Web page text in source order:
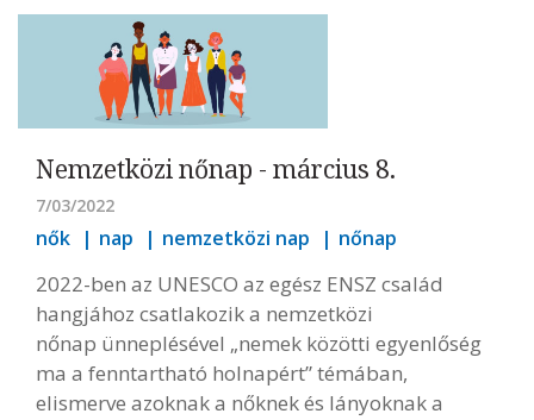
Nemzetközi nőnap - március 8.
7/03/2022
nők nap nemzetközi nap nőnap
2022-ben az UNESCO az egész ENSZ család
hangjához csatlakozik a nemzetközi
nőnap ünneplésével „nemek közötti egyenlőség
ma a fenntartható holnapért” témában,
elismerve azoknak a nőknek és lányoknak a